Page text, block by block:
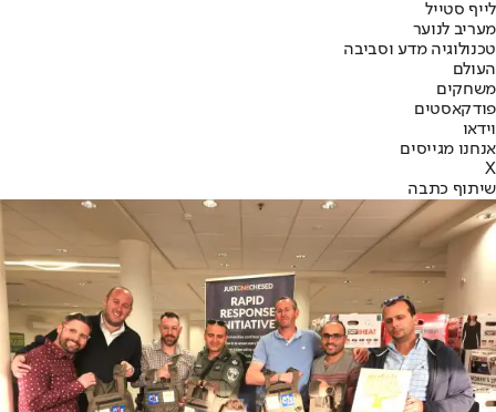
לייף סטייל
מעריב לנוער
טכנולוגיה מדע וסביבה
העולם
משחקים
פודקאסטים
וידאו
אנחנו מגייסים
X
שיתוף כתבה